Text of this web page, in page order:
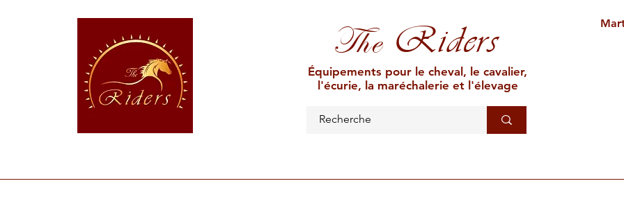
TheRiders
Équipements pour le cheval, le cavalier,
l'écurie, la maréchalerie et l'élevage